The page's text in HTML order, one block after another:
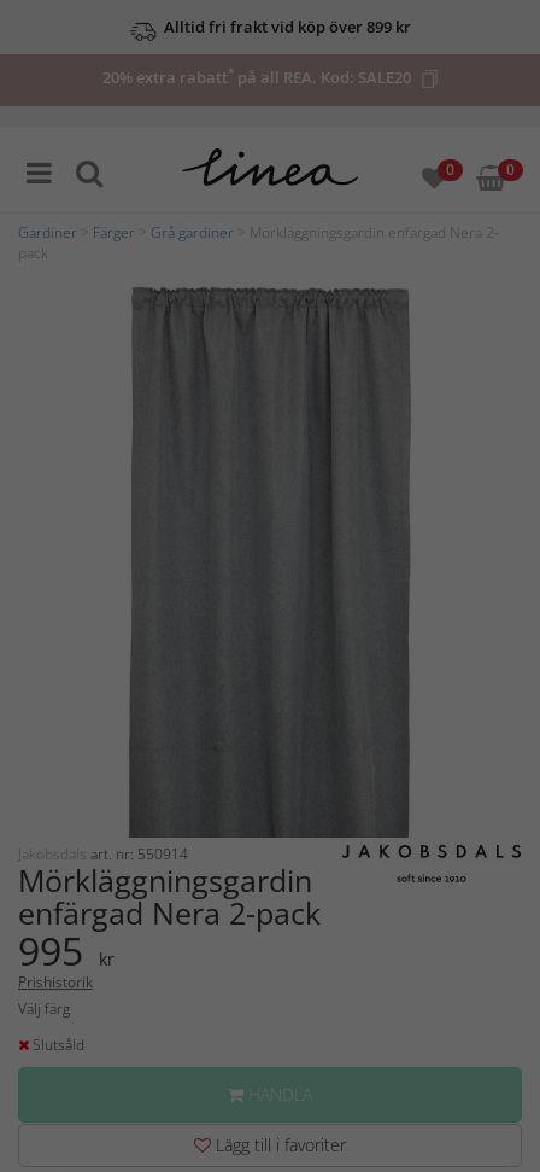
Alltid fri frakt vid köp över 899 kr
20% extra rabatt*på all REA. Kod: SALE20
0 0
Gardiner Färger Grå gardiner > Mörkläggningsgardin enfärgad Nera 2-
pack
Jakobsdals art. nr: 550914
Mörkläggningsgardin
enfärgad Nera 2-pack
995 kr
Prishistorik
Välj färg
Slutsåld
HANDLA
Lägg till i favoriter